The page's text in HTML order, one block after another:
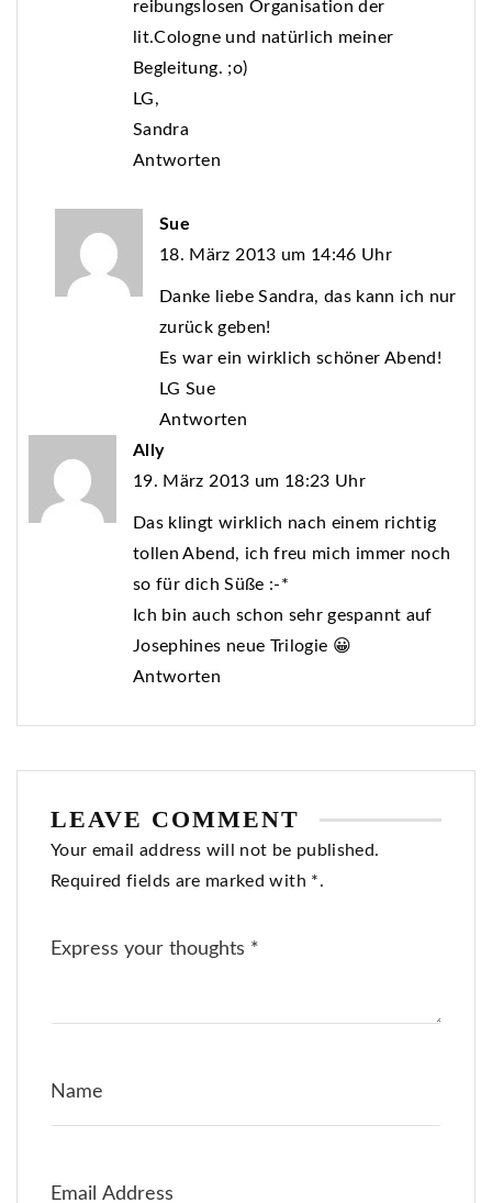
reibungslosen Organisation der
lit.Cologne und natürlich meiner
Begleitung. ;o)
LG,
Sandra
Antworten
Sue
18. März 2013 um 14:46 Uhr
Danke liebe Sandra, das kann ich nur
zurück geben!
Es war ein wirklich schöner Abend!
LG Sue
Antworten
Ally
19. März 2013 um 18:23 Uhr
Das klingt wirklich nach einem richtig
tollen Abend, ich freu mich immer noch
so für dich Süße :-*
Ich bin auch schon sehr gespannt auf
Josephines neue Trilogie 😀
Antworten
LEAVE COMMENT
Your email address will not be published.
Required fields are marked with *.